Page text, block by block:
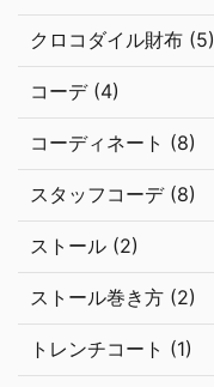
クロコダイル財布 (5)
コーデ (4)
コーディネート (8)
スタッフコーデ (8)
ストール (2)
ストール巻き方 (2)
トレンチコート (1)